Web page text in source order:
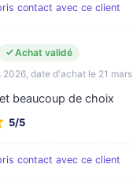
contact avec ce client
Achat validé
2026, date d'achat le 21 mars
beaucoup de choix
5/5
contact avec ce client